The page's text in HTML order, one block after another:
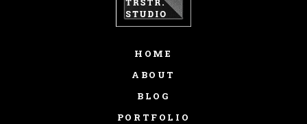
HOME
ABOUT
BLOG
PORTFOLIO